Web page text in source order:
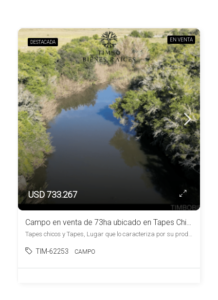
DESTACADA EN VENTA
USD 733.267
Campo en venta de 73ha ubicado en Tapes Chico, Lugar de Paz y Armonía.
Tapes chicos y Tapes, Lugar que lo caracteriza por su productividad y tranquilidad, , Tapes Chico
TIM-62253 CAMPO